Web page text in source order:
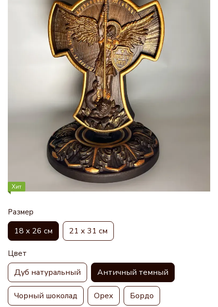
Хит
Размер
18 х 26 см 21 х 31 см
Цвет
Дуб натуральный Античный темный
Чорный шоколад Орех Бордо